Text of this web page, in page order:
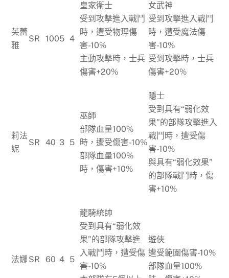
芙蕾
雅
SR 1005 4
皇家衛士
受到攻擊進入戰鬥
時，遭受物理傷
害-10%
主動攻擊時，士兵
傷害+20%
女武神
受到攻擊進入戰鬥
時，遭受魔法傷
害-10%
受到攻擊時，士兵
傷害+20%
莉法
妮
SR 40 3 5
巫師
部隊血量100%
時，遭受傷害-10%
部隊血量100%
時，傷害+10%
隱士
受到具有“弱化效
果”的部隊攻擊進入
戰鬥時，遭受傷
害-10%
與具有“弱化效果”
的部隊戰鬥時，傷
害+10%
法娜 SR 60 4 5
龍騎統帥
受到具有“弱化效
果”的部隊攻擊進
入戰鬥時，遭受傷
害-10%
遊俠
遭受範圍傷害-10%
部隊血量100%